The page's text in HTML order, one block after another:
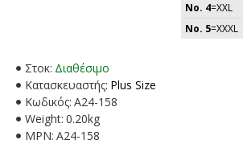
Στοκ: Διαθέσιμο
Κατασκευαστής: Plus Size
Κωδικός: A24-158
Weight: 0.20kg
MPN: A24-158
No. 4=XXL
No. 5=XXXL